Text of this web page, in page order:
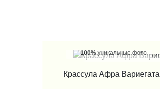
100%уникальные фото
Крассула Афра Вариегата